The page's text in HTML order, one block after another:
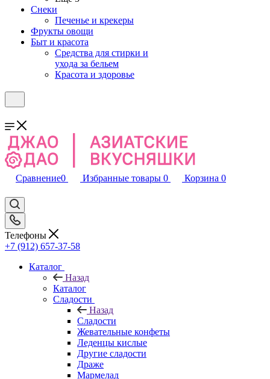
Снеки
Печенье и крекеры
Фрукты овощи
Быт и красота
Средства для стирки и
ухода за бельем
Красота и здоровье
Сравнение0 Избранные товары 0 Корзина 0
Телефоны
+7 (912) 657-37-58
Каталог
Назад
Каталог
Сладости
Назад
Сладости
Жевательные конфеты
Леденцы кислые
Другие сладости
Драже
Мармелад